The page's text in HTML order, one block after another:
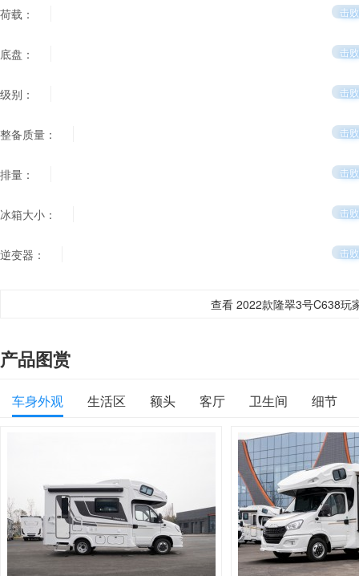
荷载： 击
底盘： 击
级别： 击
整备质量： 击
排量： 击
冰箱大小： 击
逆变器： 击
查看 2022款隆翠3号C638玩
产品图赏
车身外观 生活区 额头 客厅 卫生间 细节